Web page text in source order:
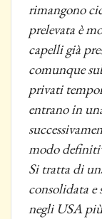
rimangono
prelevata è
capelli già
comunque
privati
entrano in
modo
Si tratta di
consolidata
negli USA